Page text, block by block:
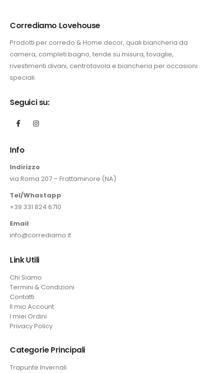
Corrediamo Lovehouse
Prodotti per corredo & Home decor, quali biancheria da
camera, completi bagno, tende su misura, tovaglie,
rivestimenti divani, centrotavola e biancheria per occasioni
speciali.
Seguici su:
Info
Indirizzo
via Roma 207 – Frattaminore (NA)
Tel/Whastapp
+39 331 824 6710
Email
info@corrediamo.it
Link Utili
Chi Siamo
Termini & Condizioni
Contatti
Il mio Account
I miei Ordini
Privacy Policy
Categorie Principali
Trapunte Invernali